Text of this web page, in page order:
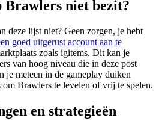
Brawlers niet bezit?
deze lijst niet? Geen zorgen, je hebt
goed uitgerust account aan te
zoals igitems. Dit kan je
van hoog niveau die in deze post
je meteen in de gameplay duiken
Brawlers te levelen of vrij te spelen.
en strategieën